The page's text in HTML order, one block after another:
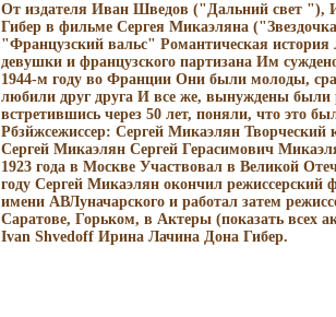
От издателя Иван Шведов ("Дальний свет "),
Гибер в фильме Сергея Микаэляна
"Французский вальс" Романтическая история
девушки и французского партизана Им
1944-м году во Франции Они были молоды,
любили друг друга И все же, вынуждены были
встретившись через 50 лет, поняли, что это
Рбзйжсежиссер: Сергей Микаэлян Творческий
Сергей Микаэлян Сергей Герасимович
1923 года в Москве Участвовал в Великой
году Сергей Микаэлян окончил
имени АВЛуначарского и работал затем
Саратове, Горьком, в Актеры (показать всех
Ivan Shvedoff Ирина Лачина Дона Гибер.